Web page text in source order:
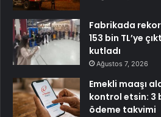
Fabrikada
153 bin TL’ye
kutladı
Ağustos 7, 2026
Emekli maaşı
kontrol etsin: 3
ödeme takvimi